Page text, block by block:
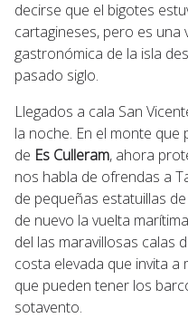
decirse que el bigotes
cartagineses, pero es una
gastronómica de la isla
pasado siglo.
Llegados a cala San
la noche. En el monte que
de Es Culleram, ahora
nos habla de ofrendas a
de pequeñas estatuillas
de nuevo la vuelta
del las maravillosas calas
costa elevada que invita
que pueden tener los
sotavento.